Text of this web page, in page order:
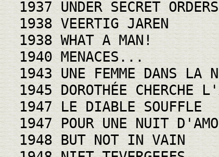
1937 UNDER SECRET ORDERS
1938 VEERTIG JAREN
1938 WHAT A MAN!
1940 MENACES...
1943 UNE FEMME DANS LA
1945 DOROTHÉE CHERCHE
1947 LE DIABLE SOUFFLE
1947 POUR UNE NUIT
1948 BUT NOT IN VAIN